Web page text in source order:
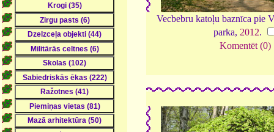
Vecbebru katoļu baznīca pie
parka, 2012.
Komentēt (0)